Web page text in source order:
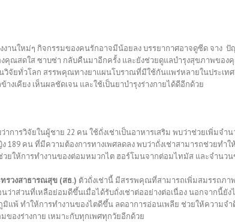
านใหม่ๆ กิจกรรมของคนรักอาจมีน้อยลง บรรยากาศอาจดูซีด จาง ปั
คุณสดใส ซาบซ่า กลับคืนมาอีกครั้ง และยังช่วยดูแลบำรุงสุขภาพขอ
จัยทั่วโลก สรรพคุณทางยาแผนโบราณที่มีใช้กันแพร่หลายในประเทศ
เคียง เห็นผลชัดเจน และใช้เป็นยาบำรุงร่างกายได้ดีอีกด้วย
าการวิจัยในผู้ชาย 22 คน ใช้ถั่งเช่าเป็นอาหารเสริม พบว่าช่วยเพิ่มจำ
คน ที่มีความต้องการทางเพศลดลง พบว่าถั่งเช่าสามารถช่วยทำใ
ยให้การทำงานของต่อมหมวกไต ฮอร์โมนจากต่อมไทมัส และจำนว
รวงสาธารณสุข (สธ.) ตัวถั่งเช่านี้ มีสรรพคุณที่สามารถเพิ่มสมรรถภา
าส่วนที่เหลือย่อมดีขึ้นเมื่อได้รับถั่งเช่าต่ออย่างต่อเนื่อง นอกจากนี้ยั
มิแพ้ ทำให้การทำงานของไตดีขึ้น ลดอาการอ่อนเพลีย ช่วยให้ความจ
ของร่างกาย เหมาะกับทุกเพศทุกวัยอีกด้วย